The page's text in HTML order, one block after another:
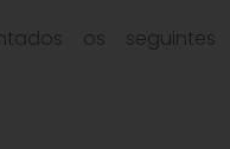
os seguintes